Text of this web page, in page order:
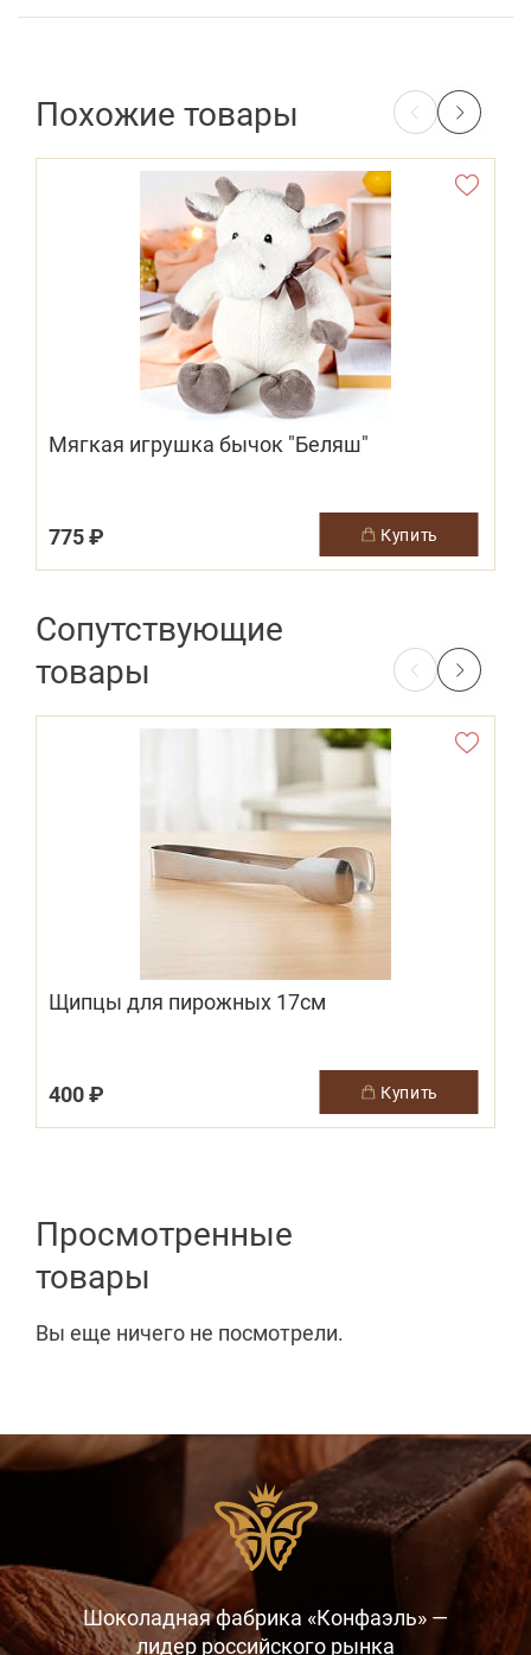
Похожие товары
Мягкая игрушка бычок "Беляш"
775 ₽ купить
Сопутствующие
товары
Щипцы для пирожных 17см
400 ₽ купить
Просмотренные
товары
Вы еще ничего не посмотрели.
Шоколадная фабрика «Конфаэль» —
лидер российского рынка